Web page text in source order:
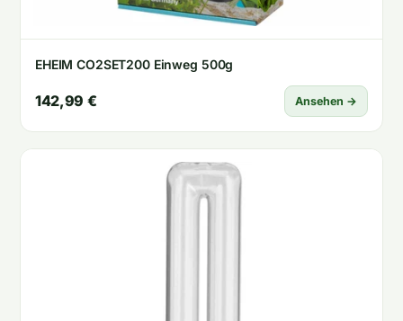
EHEIM CO2SET200 Einweg 500g
142,99 € Ansehen →